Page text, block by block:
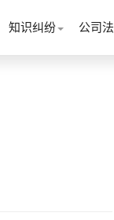
知识纠纷 公司法